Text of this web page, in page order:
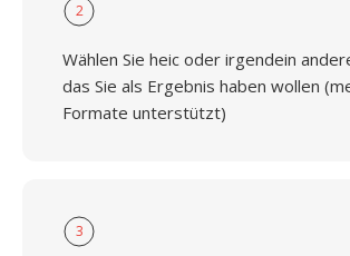
2
Wählen Sie heic oder irgendein
das Sie als Ergebnis haben wollen
Formate unterstützt)
3